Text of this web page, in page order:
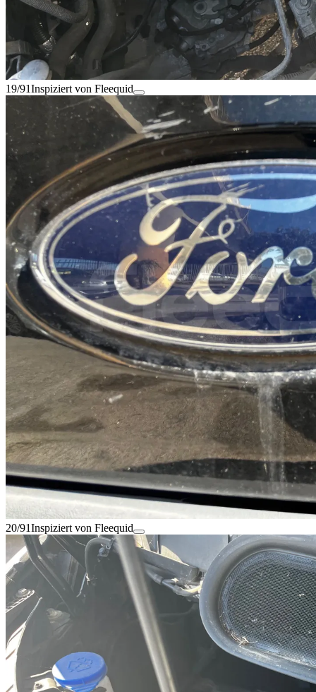
19/91Inspiziert von Fleequid
20/91Inspiziert von Fleequid